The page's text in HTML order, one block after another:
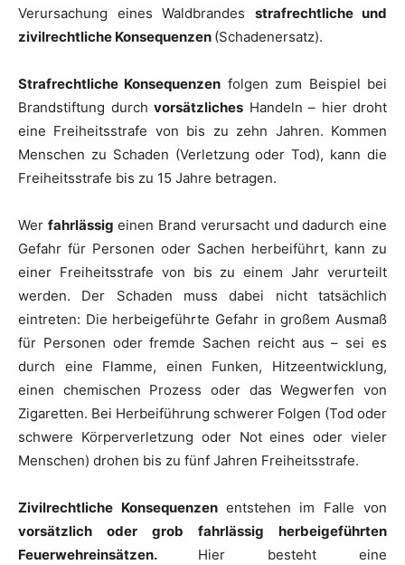
Verursachung eines Waldbrandes strafrechtliche und
zivilrechtliche Konsequenzen (Schadenersatz).
Strafrechtliche Konsequenzen folgen zum Beispiel bei
Brandstiftung durch vorsätzliches Handeln – hier droht
eine Freiheitsstrafe von bis zu zehn Jahren. Kommen
Menschen zu Schaden (Verletzung oder Tod), kann die
Freiheitsstrafe bis zu 15 Jahre betragen.
Wer fahrlässig einen Brand verursacht und dadurch eine
Gefahr für Personen oder Sachen herbeiführt, kann zu
einer Freiheitsstrafe von bis zu einem Jahr verurteilt
werden. Der Schaden muss dabei nicht tatsächlich
eintreten: Die herbeigeführte Gefahr in großem Ausmaß
für Personen oder fremde Sachen reicht aus – sei es
durch eine Flamme, einen Funken, Hitzeentwicklung,
einen chemischen Prozess oder das Wegwerfen von
Zigaretten. Bei Herbeiführung schwerer Folgen (Tod oder
schwere Körperverletzung oder Not eines oder vieler
Menschen) drohen bis zu fünf Jahren Freiheitsstrafe.
Zivilrechtliche Konsequenzen entstehen im Falle von
vorsätzlich oder grob fahrlässig herbeigeführten
Feuerwehreinsätzen. Hier besteht eine